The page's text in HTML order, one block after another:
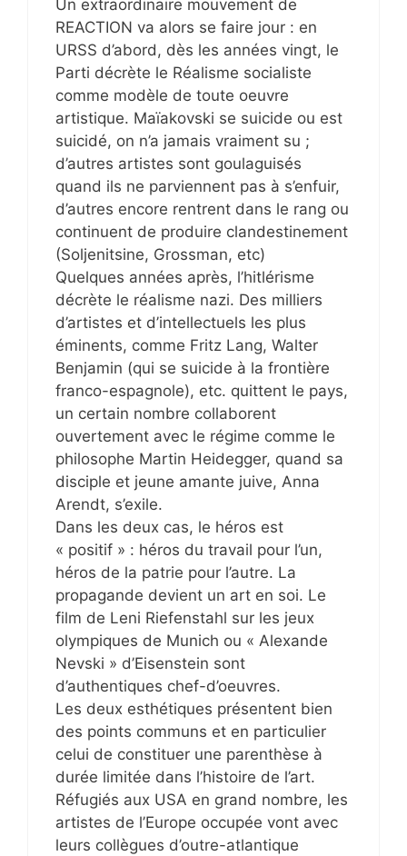
Un extraordinaire mouvement de
REACTION va alors se faire jour : en
URSS d’abord, dès les années vingt, le
Parti décrète le Réalisme socialiste
comme modèle de toute oeuvre
artistique. Maïakovski se suicide ou est
suicidé, on n’a jamais vraiment su ;
d’autres artistes sont goulaguisés
quand ils ne parviennent pas à s’enfuir,
d’autres encore rentrent dans le rang ou
continuent de produire clandestinement
(Soljenitsine, Grossman, etc)
Quelques années après, l’hitlérisme
décrète le réalisme nazi. Des milliers
d’artistes et d’intellectuels les plus
éminents, comme Fritz Lang, Walter
Benjamin (qui se suicide à la frontière
franco-espagnole), etc. quittent le pays,
un certain nombre collaborent
ouvertement avec le régime comme le
philosophe Martin Heidegger, quand sa
disciple et jeune amante juive, Anna
Arendt, s’exile.
Dans les deux cas, le héros est
« positif » : héros du travail pour l’un,
héros de la patrie pour l’autre. La
propagande devient un art en soi. Le
film de Leni Riefenstahl sur les jeux
olympiques de Munich ou « Alexande
Nevski » d’Eisenstein sont
d’authentiques chef-d’oeuvres.
Les deux esthétiques présentent bien
des points communs et en particulier
celui de constituer une parenthèse à
durée limitée dans l’histoire de l’art.
Réfugiés aux USA en grand nombre, les
artistes de l’Europe occupée vont avec
leurs collègues d’outre-atlantique